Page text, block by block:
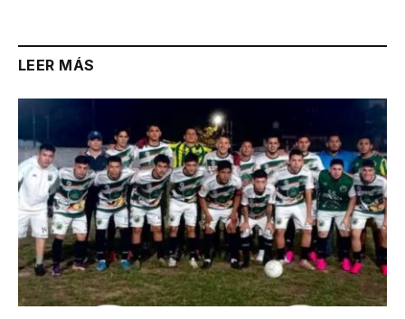
LEER MÁS